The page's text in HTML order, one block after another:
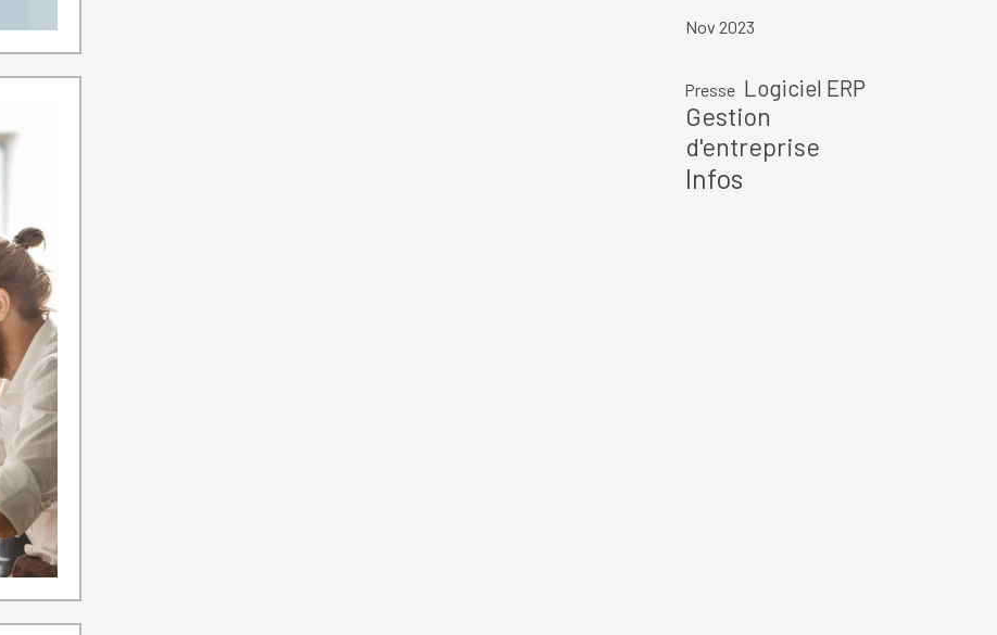
Nov 2023
Presse Logiciel ERP
Gestion
d'entreprise
Infos